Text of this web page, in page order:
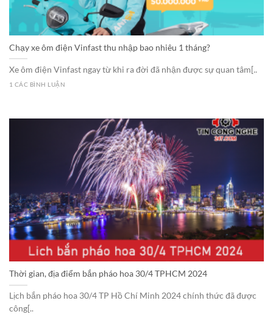
Chạy xe ôm điện Vinfast thu nhập bao nhiêu 1 tháng?
Xe ôm điện Vinfast ngay từ khi ra đời đã nhận được sự quan tâm[..
1 CÁC BÌNH LUẬN
Thời gian, địa điểm bắn pháo hoa 30/4 TPHCM 2024
Lịch bắn pháo hoa 30/4 TP Hồ Chí Minh 2024 chính thức đã được
công[..